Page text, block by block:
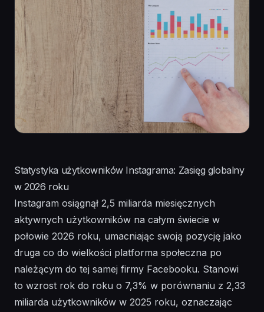
Statystyka użytkowników Instagrama: Zasięg globalny
w 2026 roku
Instagram osiągnął 2,5 miliarda miesięcznych
aktywnych użytkowników na całym świecie w
połowie 2026 roku, umacniając swoją pozycję jako
druga co do wielkości platforma społeczna po
należącym do tej samej firmy Facebooku. Stanowi
to wzrost rok do roku o 7,3% w porównaniu z 2,33
miliarda użytkowników w 2025 roku, oznaczając